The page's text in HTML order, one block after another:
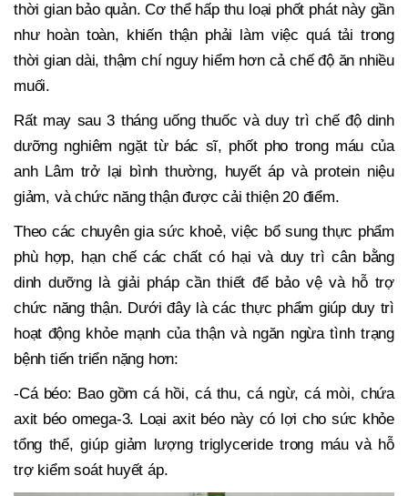
thời gian bảo quản. Cơ thể hấp thu loại phốt phát này gần
như hoàn toàn, khiến thận phải làm việc quá tải trong
thời gian dài, thậm chí nguy hiểm hơn cả chế độ ăn nhiều
muối.
Rất may sau 3 tháng uống thuốc và duy trì chế độ dinh
dưỡng nghiêm ngặt từ bác sĩ, phốt pho trong máu của
anh Lâm trở lại bình thường, huyết áp và protein niệu
giảm, và chức năng thận được cải thiện 20 điểm.
Theo các chuyên gia sức khoẻ, việc bổ sung thực phẩm
phù hợp, hạn chế các chất có hại và duy trì cân bằng
dinh dưỡng là giải pháp cần thiết để bảo vệ và hỗ trợ
chức năng thận. Dưới đây là các thực phẩm giúp duy trì
hoạt động khỏe mạnh của thận và ngăn ngừa tình trạng
bệnh tiến triển nặng hơn:
-Cá béo: Bao gồm cá hồi, cá thu, cá ngừ, cá mòi, chứa
axit béo omega-3. Loại axit béo này có lợi cho sức khỏe
tổng thể, giúp giảm lượng triglyceride trong máu và hỗ
trợ kiểm soát huyết áp.